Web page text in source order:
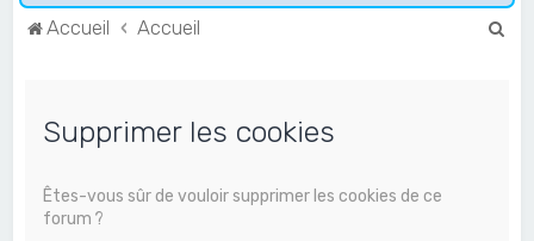
Accueil Accueil
Supprimer les cookies
Êtes-vous sûr de vouloir supprimer les cookies de ce
forum ?